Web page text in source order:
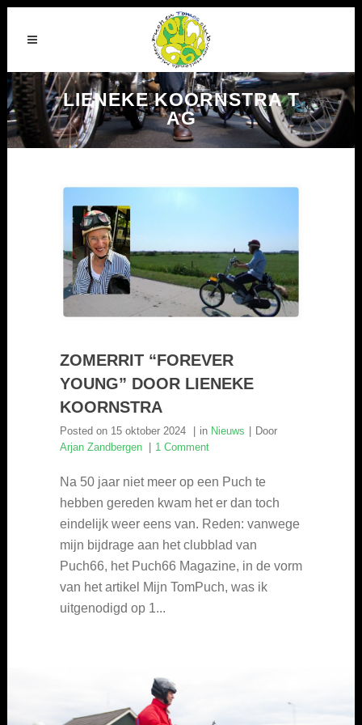
LIENEKE KOORNSTRA T
AG
ZOMERRIT “FOREVER
YOUNG” DOOR LIENEKE
KOORNSTRA
Posted on 15 oktober 2024 in Nieuws
Door
Arjan Zandbergen
1 Comment
Na 50 jaar niet meer op een Puch te
hebben gereden kwam het er dan toch
eindelijk weer eens van. Reden: vanwege
mijn bijdrage aan het clubblad van
Puch66, het Puch66 Magazine, in de vorm
van het artikel Mijn TomPuch, was ik
uitgenodigd op 1...